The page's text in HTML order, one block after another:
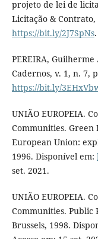
projeto de lei de
Licitação &
https://bit.ly/2J7SpNs
PEREIRA,
Cadernos, v. 1, n. 7,
https://bit.ly/
UNIÃO EUROPEIA.
Communities.
European Union:
1996. Disponível em:
set. 2021.
UNIÃO EUROPEIA.
Communities.
Brussels, 1998.